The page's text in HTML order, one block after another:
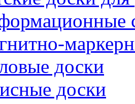
доски
доски